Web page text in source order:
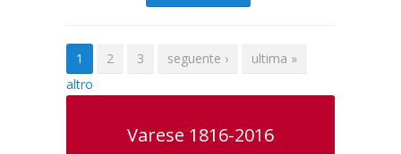
Pagine
1 2 3 seguente ›
ultima »
altro
Varese 1816-2016